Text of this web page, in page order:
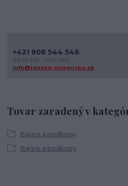
Tovar zaradený v
Bagre a podkopy
Bagre a podkopy
+421 908 544 546
(Po-Pi, 8:30 - 17:00 hod.)
info@jansen-slovensko.sk